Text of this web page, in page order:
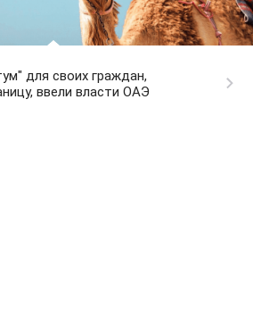
для своих граждан,
ввели власти ОАЭ